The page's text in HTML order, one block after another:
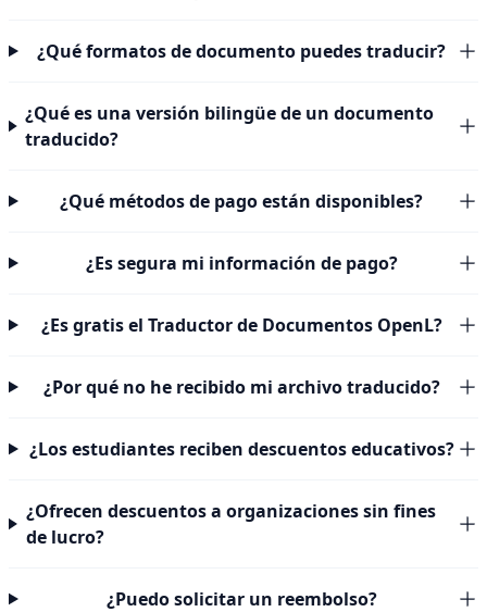
¿Qué formatos de documento puedes traducir?
¿Qué es una versión bilingüe de un documento
traducido?
¿Qué métodos de pago están disponibles?
¿Es segura mi información de pago?
¿Es gratis el Traductor de Documentos OpenL?
¿Por qué no he recibido mi archivo traducido?
¿Los estudiantes reciben descuentos educativos?
¿Ofrecen descuentos a organizaciones sin fines
de lucro?
¿Puedo solicitar un reembolso?